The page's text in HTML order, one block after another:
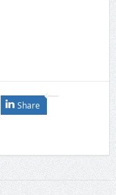
Share